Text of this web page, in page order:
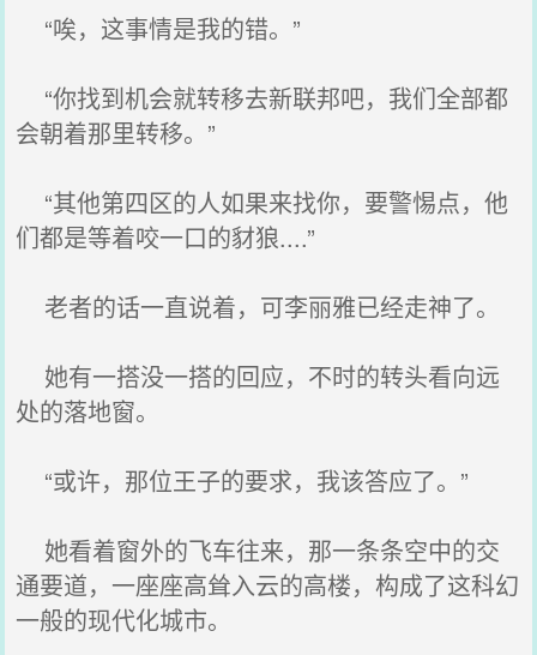
“唉，这事情是我的错。”
“你找到机会就转移去新联邦吧，我们全部都
会朝着那里转移。”
“其他第四区的人如果来找你，要警惕点，他
们都是等着咬一口的豺狼....”
老者的话一直说着，可李丽雅已经走神了。
她有一搭没一搭的回应，不时的转头看向远
处的落地窗。
“或许，那位王子的要求，我该答应了。”
她看着窗外的飞车往来，那一条条空中的交
通要道，一座座高耸入云的高楼，构成了这科幻
一般的现代化城市。